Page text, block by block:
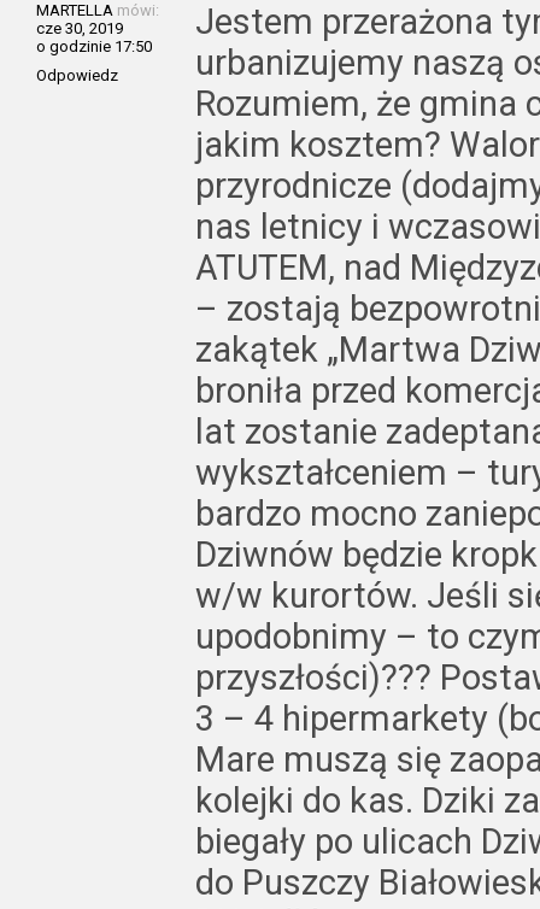
MARTELLA mówi:
cze 30, 2019
o godzinie 17:50
Odpowiedz
Jestem przerażona
urbanizujemy naszą
Rozumiem, że gmina
jakim kosztem?
przyrodnicze
nas letnicy i
ATUTEM, nad
– zostają
zakątek „Martwa
broniła przed
lat zostanie
wykształceniem –
bardzo mocno
Dziwnów będzie
w/w kurortów. Jeśli
upodobnimy – to
przyszłości)???
3 – 4 hipermarkety
Mare muszą się
kolejki do kas. Dziki
biegały po ulicach
do Puszczy